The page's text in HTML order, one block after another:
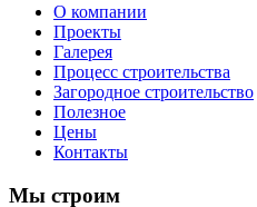
О компании
Проекты
Галерея
Процесс строительства
Загородное строительство
Полезное
Цены
Контакты
Мы строим